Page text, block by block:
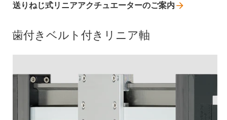
送りねじ式リニアアクチュエーターのご案内
歯付きベルト付きリニア軸